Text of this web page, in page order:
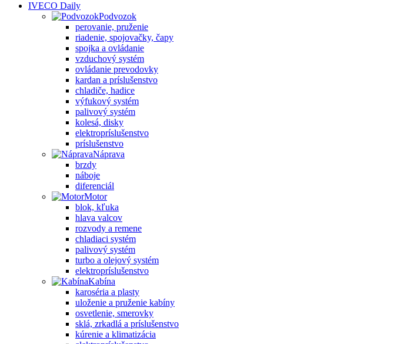
IVECO Daily
Podvozok
perovanie, pruženie
riadenie, spojovačky, čapy
spojka a ovládanie
vzduchový systém
ovládanie prevodovky
kardan a príslušenstvo
chladiče, hadice
výfukový systém
palivový systém
kolesá, disky
elektropríslušenstvo
príslušenstvo
Náprava
brzdy
náboje
diferenciál
Motor
blok, kľuka
hlava valcov
rozvody a remene
chladiaci systém
palivový systém
turbo a olejový systém
elektropríslušenstvo
Kabína
karoséria a plasty
uloženie a pruženie kabíny
osvetlenie, smerovky
sklá, zrkadlá a príslušenstvo
kúrenie a klimatizácia